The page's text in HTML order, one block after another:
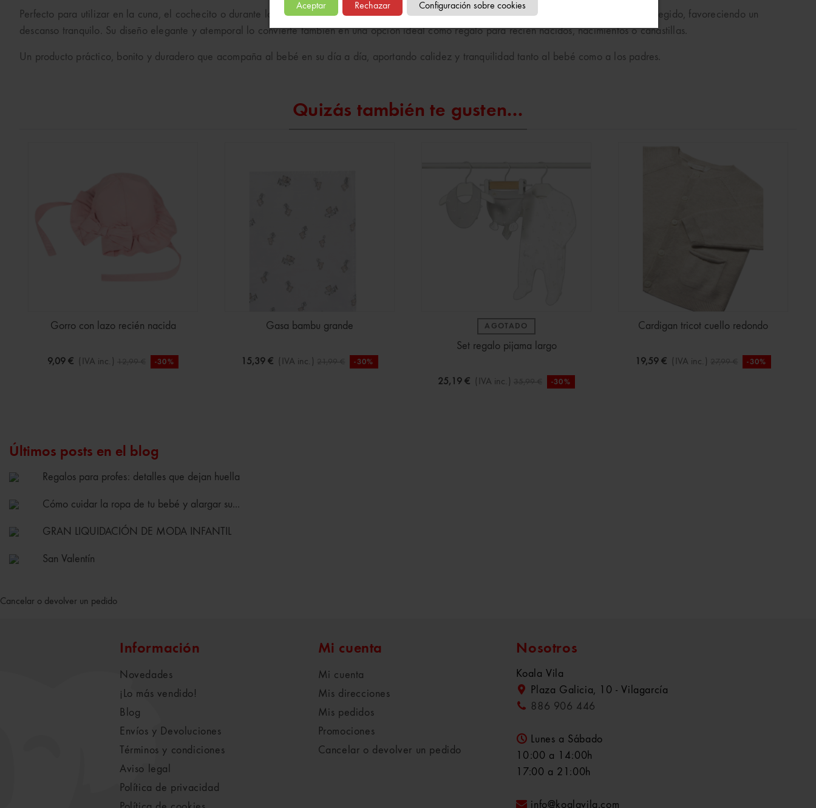
Aceptar Rechazar Configuración sobre cookies
Perfecto para utilizar en la cuna, el cochecito o durante los momentos de descanso y sueño, este arrullo ayuda a mantener al bebé recogido y protegido, favoreciendo un
descanso tranquilo. Su diseño elegante y atemporal lo convierte también en una opción ideal como regalo para recién nacidos, nacimientos o canastillas.
Un producto práctico, bonito y duradero que acompaña al bebé en su día a día, aportando calidez y tranquilidad tanto al bebé como a los padres.
Quizás también te gusten...
Gorro con lazo recién nacida
9,09 € (IVA inc.) 12,99 € -30%
Gasa bambu grande
15,39 € (IVA inc.) 21,99 € -30%
AGOTADO
Set regalo pijama largo
25,19 € (IVA inc.) 35,99 € -30%
Cardigan tricot cuello redondo
19,59 € (IVA inc.) 27,99 € -30%
Últimos posts en el blog
Regalos para profes: detalles que dejan huella
Cómo cuidar la ropa de tu bebé y alargar su...
GRAN LIQUIDACIÓN DE MODA INFANTIL
San Valentín
Cancelar o devolver un pedido
Información
Novedades
¡Lo más vendido!
Blog
Envíos y Devoluciones
Términos y condiciones
Aviso legal
Política de privacidad
Mi cuenta
Mi cuenta
Mis direcciones
Mis pedidos
Promociones
Cancelar o devolver un pedido
Nosotros
Koala Vila
Plaza Galicia, 10 - Vilagarcía
886 906 446
Lunes a Sábado
10:00 a 14:00h
17:00 a 21:00h
info@koalavila.com